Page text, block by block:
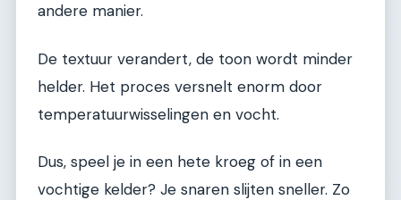
andere manier.
De textuur verandert, de toon wordt minder
helder. Het proces versnelt enorm door
temperatuurwisselingen en vocht.
Dus, speel je in een hete kroeg of in een
vochtige kelder? Je snaren slijten sneller. Zo